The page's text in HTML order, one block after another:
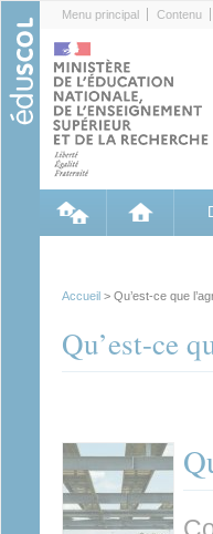
Menu principal Contenu
Accueil > Qu’est-ce que
Qu’est-ce